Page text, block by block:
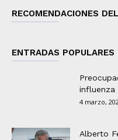
RECOMENDACIONES
ENTRADAS POPULARES
influenza
4 marzo,
Alberto